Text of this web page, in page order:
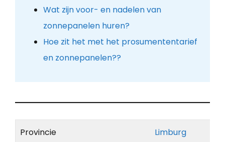
Wat zijn voor- en nadelen van
zonnepanelen huren?
Hoe zit het met het prosumententarief
en zonnepanelen??
Provincie Limburg